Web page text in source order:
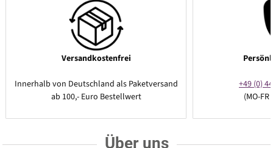
Versandkostenfrei
Innerhalb von Deutschland als Paketversand
ab 100,- Euro Bestellwert
+49 (0)
(MO-
Über uns